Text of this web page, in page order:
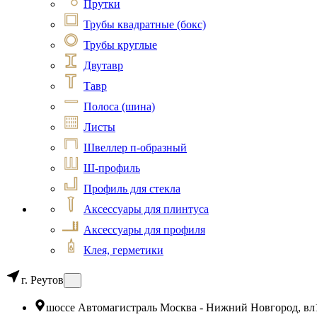
Прутки
Трубы квадратные (бокс)
Трубы круглые
Двутавр
Тавр
Полоса (шина)
Листы
Швеллер п-образный
Ш-профиль
Профиль для стекла
Аксессуары для плинтуса
Аксессуары для профиля
Клея, герметики
г. Реутов
шоссе Автомагистраль Москва - Нижний Новгород,